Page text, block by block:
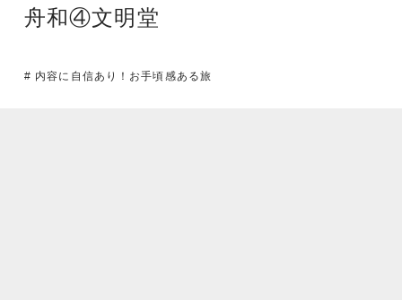
舟和④文明堂
# 内容に自信あり！お手頃感ある旅